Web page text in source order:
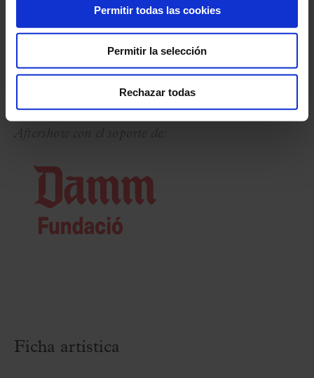
Permitir todas las cookies
Permitir la selección
Rechazar todas
Aftershow con la colaboración de:
Ficha artística